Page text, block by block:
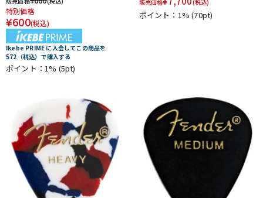
特別価格
¥600(税込)
Ikebe PRIME に入会してこの商品を
572（税込）で購入する
ポイント：1% (5pt)
販売価格 (税込)
ポイント：1%(70pt)